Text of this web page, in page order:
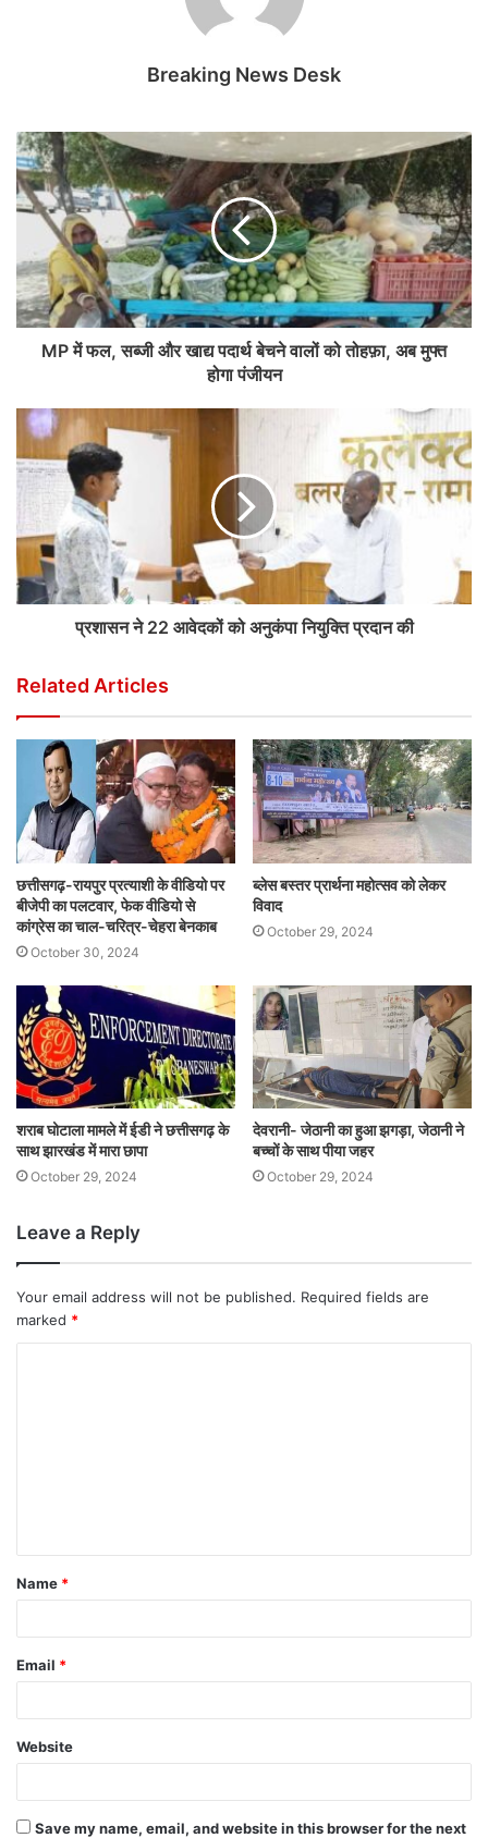
Breaking News Desk
MP में फल, सब्जी और खाद्य पदार्थ बेचने वालों को तोहफ़ा, अब मुफ्त
होगा पंजीयन
प्रशासन ने 22 आवेदकों को अनुकंपा नियुक्ति प्रदान की
Related Articles
छत्तीसगढ़-रायपुर प्रत्याशी के वीडियो पर
बीजेपी का पलटवार, फेक वीडियो से
कांग्रेस का चाल-चरित्र-चेहरा बेनकाब
October 30, 2024
ब्लेस बस्तर प्रार्थना महोत्सव को लेकर
विवाद
October 29, 2024
शराब घोटाला मामले में ईडी ने छत्तीसगढ़ के
साथ झारखंड में मारा छापा
October 29, 2024
देवरानी- जेठानी का हुआ झगड़ा, जेठानी ने
बच्चों के साथ पीया जहर
October 29, 2024
Leave a Reply
Your email address will not be published. Required fields are
marked *
Name *
Email *
Website
Save my name, email, and website in this browser for the next